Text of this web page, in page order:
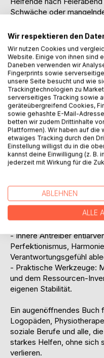
Schwäche oder
logische Folge eines
"Wachsamkeit"
Antreibern, die das "Für-
Grenzen stellen.
Uwe Steinbrecher räumt
dem Tabu auf, dass
immer stabil sein müssen.
unrealistischen
Engagiertesten zuerst
machen kann
Dieses Buch bietet Ihnen
Resilienzkompass für den
echtes Abschalten gelingt.
- Gesunde Abgrenzung
Sie empathisch bleiben
- Innere Antreiber
Perfektionismus,
Verantwortungsgefühl
- Praktische Werkzeuge:
und dem Ressourcen-
eigenen Stabilität.
Ein augenöffnendes Buch
Logopäden,
soziale Berufe und alle,
starkes Helfen, ohne sich
verlieren.
Wir respektieren den
Wir nutzen Cookies und
Website. Einige von ihnen sind
Daneben verwenden wir
Fingerprints sowie
unsere Seite besucht und wie
Trackingtechnologien zu
serverseitiges Tracking sowie
geräteübergreifend Cookies,
sowie gehashte E-Mail-
betten wir zudem Drittinhalte
Plattformen). Wir haben auf die
etwaiges Tracking durch den
Einstellung willigst du in die
kannst deine Einwilligung (z. B.
jederzeit mit Wirkung für die
ABLEHNEN
ALLE